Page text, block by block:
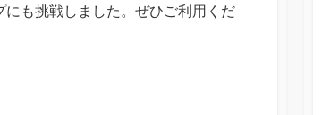
も挑戦しました。ぜひご利用くだ